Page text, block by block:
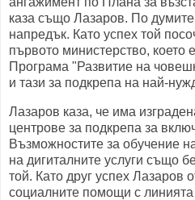
каза също Лазаров. По
напредък. Като успех той
първото министерство, което
Програма "Развитие на
и тази за подкрепа на най-
Лазаров каза, че има
центрове за подкрепа за
Възможностите за обучение
на дигиталните услуги също
той. Като друг успех Лазаров
социалните помощи с линията